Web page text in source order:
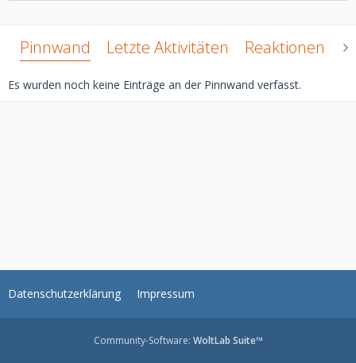
Pinnwand Letzte Aktivitäten Reaktionen
Es wurden noch keine Einträge an der Pinnwand verfasst.
Datenschutzerklärung Impressum
Community-Software: WoltLab Suite™